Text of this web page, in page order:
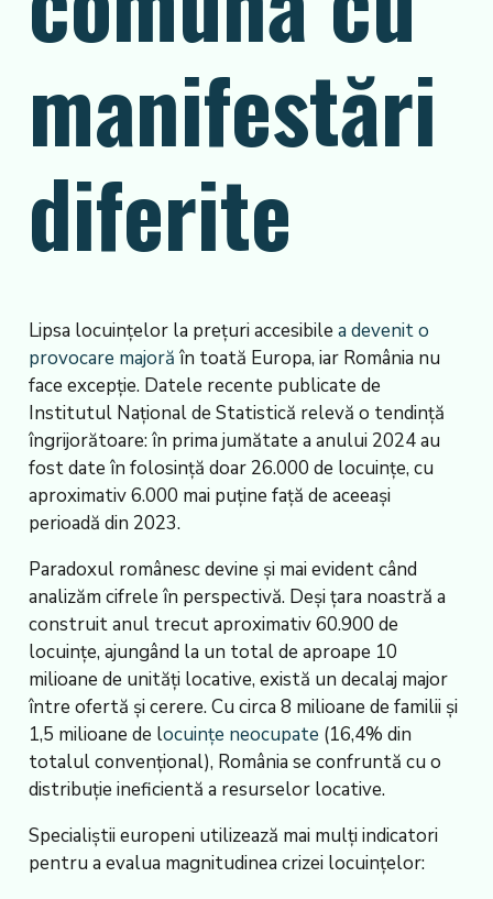
manifestări
diferite
Lipsa locuințelor la prețuri accesibile a devenit o
provocare majoră în toată Europa, iar România nu
face excepție. Datele recente publicate de
Institutul Național de Statistică relevă o tendință
îngrijorătoare: în prima jumătate a anului 2024 au
fost date în folosință doar 26.000 de locuințe, cu
aproximativ 6.000 mai puține față de aceeași
perioadă din 2023.
Paradoxul românesc devine și mai evident când
analizăm cifrele în perspectivă. Deși țara noastră a
construit anul trecut aproximativ 60.900 de
locuințe, ajungând la un total de aproape 10
milioane de unități locative, există un decalaj major
între ofertă și cerere. Cu circa 8 milioane de familii și
1,5 milioane de locuințe neocupate (16,4% din
totalul convențional), România se confruntă cu o
distribuție ineficientă a resurselor locative.
Specialiștii europeni utilizează mai mulți indicatori
pentru a evalua magnitudinea crizei locuințelor: